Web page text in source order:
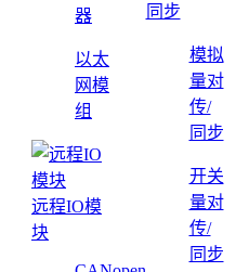
器
以太
网模
组
远程IO模
块
同步
模拟
量对
传/
同步
开关
量对
传/
同步